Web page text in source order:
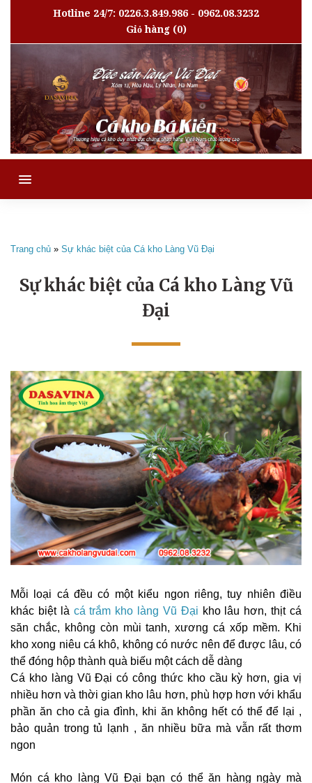
Hotline 24/7: 0226.3.849.986 - 0962.08.3232
Giỏ hàng(0)
MENU
Trang chủ » Sự khác biệt của Cá kho Làng Vũ Đại
Sự khác biệt của Cá kho Làng Vũ
Đại
Mỗi loại cá đều có một kiểu ngon riêng, tuy nhiên điều
khác biệt là cá trắm kho làng Vũ Đại kho lâu hơn, thịt cá
săn chắc, không còn mùi tanh, xương cá xốp mềm. Khi
kho xong niêu cá khô, không có nước nên để được lâu, có
thể đóng hộp thành quà biếu một cách dễ dàng
Cá kho làng Vũ Đại có công thức kho cầu kỳ hơn, gia vị
nhiều hơn và thời gian kho lâu hơn, phù hợp hơn với khẩu
phần ăn cho cả gia đình, khi ăn không hết có thể để lại ,
bảo quản trong tủ lạnh , ăn nhiều bữa mà vẫn rất thơm
ngon
Món cá kho làng Vũ Đại bạn có thể ăn hàng ngày mà